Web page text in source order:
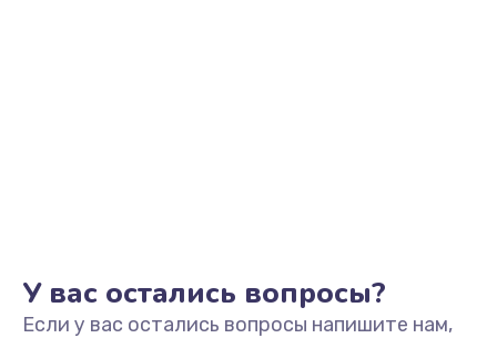
У вас остались вопросы?
Если у вас остались вопросы напишите нам,